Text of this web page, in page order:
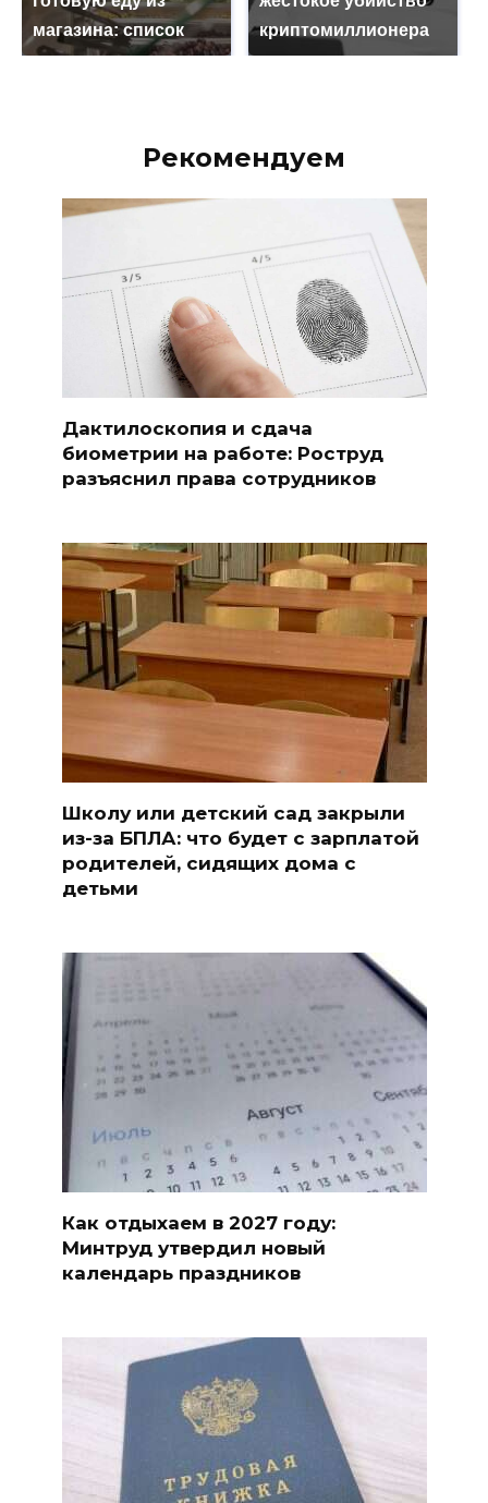
магазина: список
криптомиллионера
Рекомендуем
Дактилоскопия и сдача
биометрии на работе: Роструд
разъяснил права сотрудников
Школу или детский сад закрыли
из-за БПЛА: что будет с зарплатой
родителей, сидящих дома с
детьми
Как отдыхаем в 2027 году:
Минтруд утвердил новый
календарь праздников